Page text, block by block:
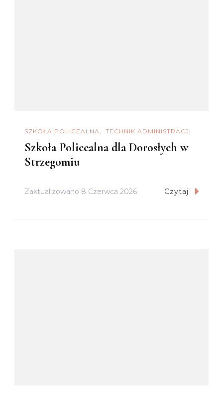
SZKOŁA POLICEALNA TECHNIK ADMINISTRACJI
Szkoła Policealna dla Dorosłych w
Strzegomiu
Zaktualizowano 8 Czerwca 2026 Czytaj